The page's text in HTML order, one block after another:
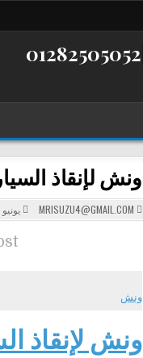
ونش لإنقاذ
MRISUZU4@GMAIL.COM يونيو 25, 2026
ونش
ونش لإنقاذ